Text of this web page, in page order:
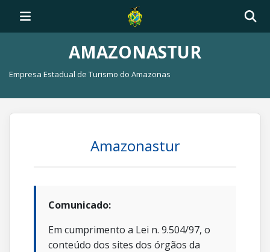
AMAZONASTUR
Empresa Estadual de Turismo do Amazonas
Amazonastur
Comunicado:
Em cumprimento a Lei n. 9.504/97, o
conteúdo dos sites dos órgãos da